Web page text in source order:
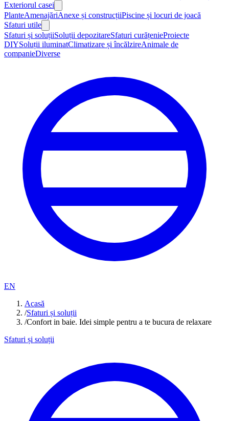
Exteriorul casei
PlanteAmenajăriAnexe și construcțiiPiscine și locuri de joacă
Sfaturi utile
Sfaturi și soluțiiSoluții depozitareSfaturi curățenieProiecte
DIYSoluții iluminatClimatizare și încălzireAnimale de
companieDiverse
EN
Acasă
/Sfaturi și soluții
/Confort in baie. Idei simple pentru a te bucura de relaxare
Sfaturi și soluții